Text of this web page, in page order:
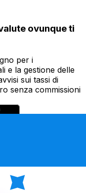
ovunque ti
per i
e la gestione delle
sui tassi di
senza commissioni